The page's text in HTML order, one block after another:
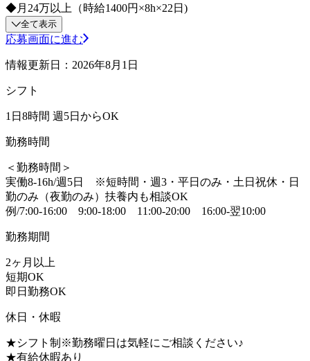
◆月24万以上（時給1400円×8h×22日)
全て表示
応募画面に進む
情報更新日：2026年8月1日
シフト
1日8時間 週5日からOK
勤務時間
＜勤務時間＞
実働8-16h/週5日 ※短時間・週3・平日のみ・土日祝休・日
勤のみ（夜勤のみ）扶養内も相談OK
例/7:00-16:00 9:00-18:00 11:00-20:00 16:00-翌10:00
勤務期間
2ヶ月以上
短期OK
即日勤務OK
休日・休暇
★シフト制※勤務曜日は気軽にご相談ください♪
★有給休暇あり